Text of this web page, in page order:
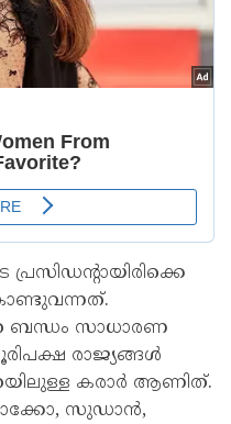
ബന്ധം സാധാരണ
രാജ്യങ്ങള്‍
കരാര്‍ ആണിത്.
സുഡാന്‍,